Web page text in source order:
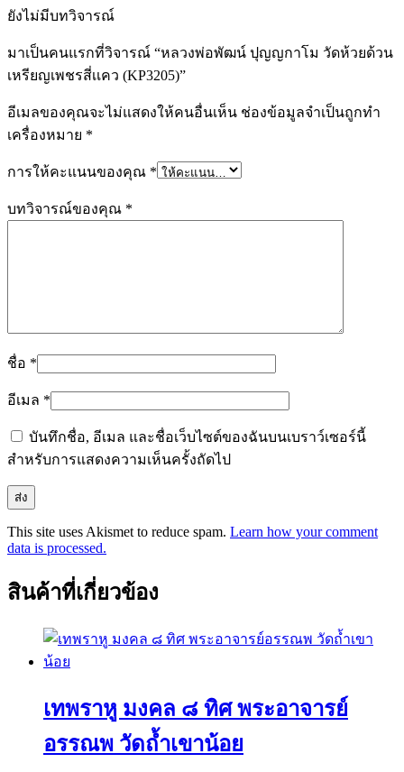
ยังไม่มีบทวิจารณ์
มาเป็นคนแรกที่วิจารณ์ “หลวงพ่อพัฒน์ ปุญญกาโม วัดห้วยด้วน
เหรียญเพชรสี่เเคว (KP3205)”
อีเมลของคุณจะไม่แสดงให้คนอื่นเห็น ช่องข้อมูลจำเป็นถูกทำ
เครื่องหมาย *
การให้คะแนนของคุณ *
บทวิจารณ์ของคุณ *
ชื่อ *
อีเมล *
บันทึกชื่อ, อีเมล และชื่อเว็บไซต์ของฉันบนเบราว์เซอร์นี้
สำหรับการแสดงความเห็นครั้งถัดไป
This site uses Akismet to reduce spam. Learn how your comment
data is processed.
สินค้าที่เกี่ยวข้อง
เทพราหู มงคล ๘ ทิศ พระอาจารย์
อรรณพ วัดถ้ำเขาน้อย